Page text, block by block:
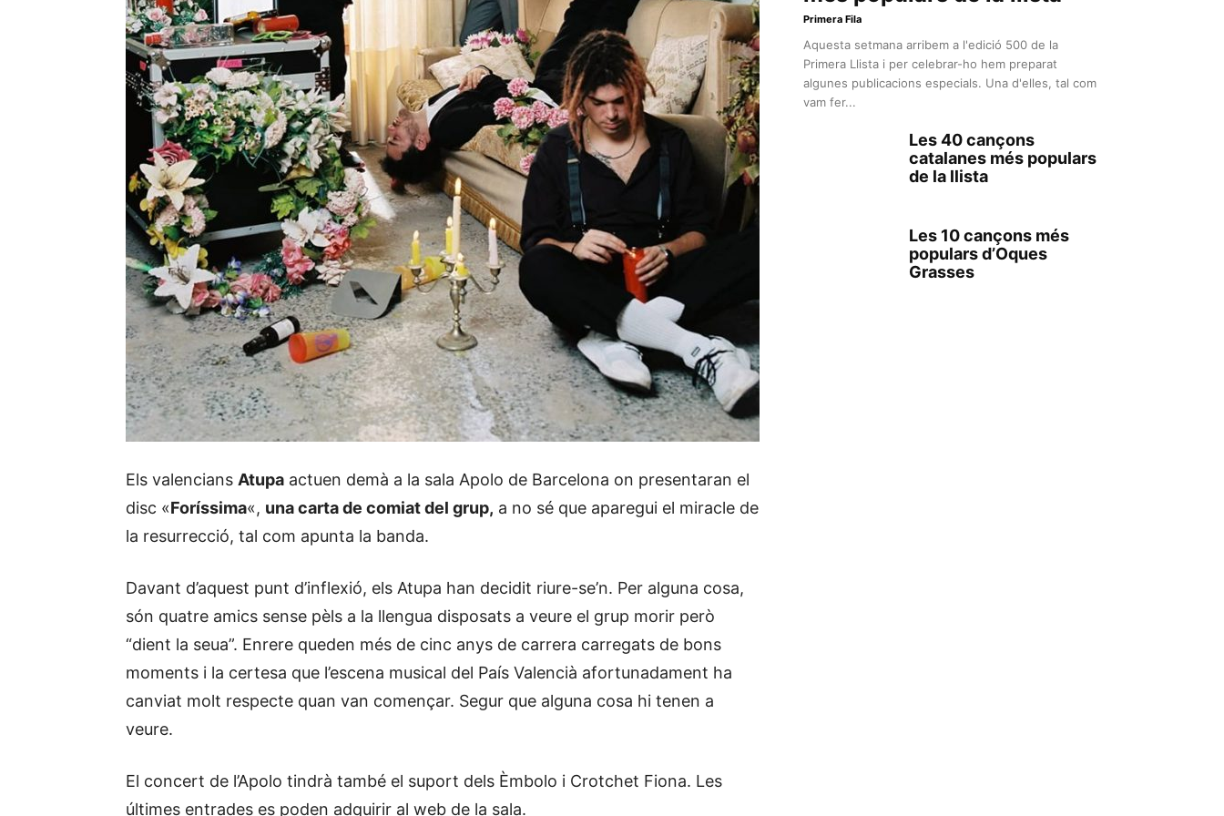
Els valencians Atupa actuen demà a la sala Apolo de Barcelona on presentaran el
disc «Foríssima«, una carta de comiat del grup, a no sé que aparegui el miracle de
la resurrecció, tal com apunta la banda.
Davant d’aquest punt d’inflexió, els Atupa han decidit riure-se’n. Per alguna cosa,
són quatre amics sense pèls a la llengua disposats a veure el grup morir però
“dient la seua”. Enrere queden més de cinc anys de carrera carregats de bons
moments i la certesa que l’escena musical del País Valencià afortunadament ha
canviat molt respecte quan van començar. Segur que alguna cosa hi tenen a
veure.
El concert de l’Apolo tindrà també el suport dels Èmbolo i Crotchet Fiona. Les
últimes entrades es poden adquirir al web de la sala.
Primera Fila
Aquesta setmana arribem a l'edició 500 de la
Primera Llista i per celebrar-ho hem preparat
algunes publicacions especials. Una d'elles, tal com
vam fer...
Les 40 cançons
catalanes més populars
de la llista
Les 10 cançons més
populars d’Oques
Grasses